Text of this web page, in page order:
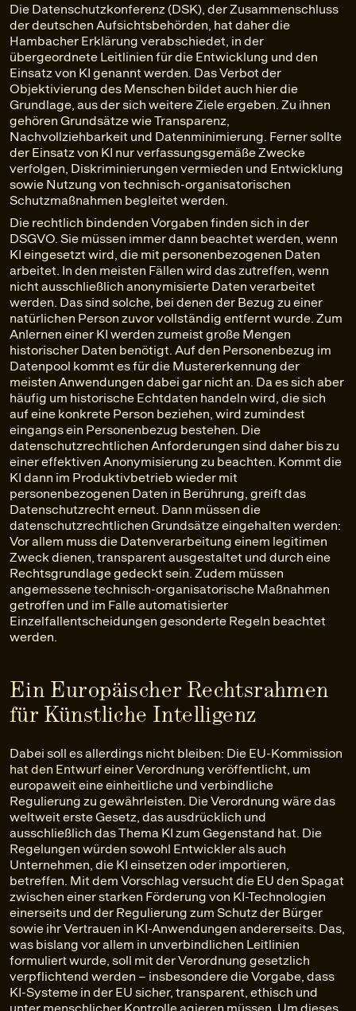
Die Datenschutzkonferenz (DSK), der Zusammenschluss
der deutschen Aufsichtsbehörden, hat daher die
Hambacher Erklärung verabschiedet, in der
übergeordnete Leitlinien für die Entwicklung und den
Einsatz von KI genannt werden. Das Verbot der
Objektivierung des Menschen bildet auch hier die
Grundlage, aus der sich weitere Ziele ergeben. Zu ihnen
gehören Grundsätze wie Transparenz,
Nachvollziehbarkeit und Datenminimierung. Ferner sollte
der Einsatz von KI nur verfassungsgemäße Zwecke
verfolgen, Diskriminierungen vermieden und Entwicklung
sowie Nutzung von technisch-organisatorischen
Schutzmaßnahmen begleitet werden.
Die rechtlich bindenden Vorgaben finden sich in der
DSGVO. Sie müssen immer dann beachtet werden, wenn
KI eingesetzt wird, die mit personenbezogenen Daten
arbeitet. In den meisten Fällen wird das zutreffen, wenn
nicht ausschließlich anonymisierte Daten verarbeitet
werden. Das sind solche, bei denen der Bezug zu einer
natürlichen Person zuvor vollständig entfernt wurde. Zum
Anlernen einer KI werden zumeist große Mengen
historischer Daten benötigt. Auf den Personenbezug im
Datenpool kommt es für die Mustererkennung der
meisten Anwendungen dabei gar nicht an. Da es sich aber
häufig um historische Echtdaten handeln wird, die sich
auf eine konkrete Person beziehen, wird zumindest
eingangs ein Personenbezug bestehen. Die
datenschutzrechtlichen Anforderungen sind daher bis zu
einer effektiven Anonymisierung zu beachten. Kommt die
KI dann im Produktivbetrieb wieder mit
personenbezogenen Daten in Berührung, greift das
Datenschutzrecht erneut. Dann müssen die
datenschutzrechtlichen Grundsätze eingehalten werden:
Vor allem muss die Datenverarbeitung einem legitimen
Zweck dienen, transparent ausgestaltet und durch eine
Rechtsgrundlage gedeckt sein. Zudem müssen
angemessene technisch-organisatorische Maßnahmen
getroffen und im Falle automatisierter
Einzelfallentscheidungen gesonderte Regeln beachtet
werden.
Ein Europäischer Rechtsrahmen
für Künstliche Intelligenz
Dabei soll es allerdings nicht bleiben: Die EU-Kommission
hat den Entwurf einer Verordnung veröffentlicht , um
europaweit eine einheitliche und verbindliche
Regulierung zu gewährleisten. Die Verordnung wäre das
weltweit erste Gesetz, das ausdrücklich und
ausschließlich das Thema KI zum Gegenstand hat. Die
Regelungen würden sowohl Entwickler als auch
Unternehmen, die KI einsetzen oder importieren,
betreffen. Mit dem Vorschlag versucht die EU den Spagat
zwischen einer starken Förderung von KI-Technologien
einerseits und der Regulierung zum Schutz der Bürger
sowie ihr Vertrauen in KI-Anwendungen andererseits. Das,
was bislang vor allem in unverbindlichen Leitlinien
formuliert wurde, soll mit der Verordnung gesetzlich
verpflichtend werden – insbesondere die Vorgabe, dass
KI-Systeme in der EU sicher, transparent, ethisch und
unter menschlicher Kontrolle agieren müssen. Um dieses